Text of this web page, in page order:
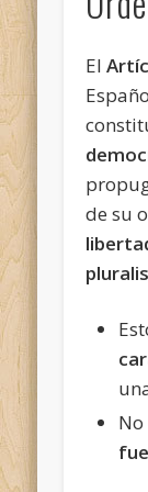
El
de su